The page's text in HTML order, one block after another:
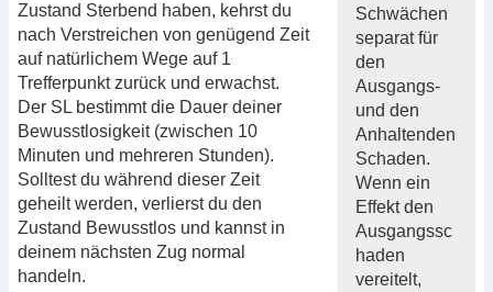
Schwächen
separat für
den
Ausgangs-
und den
Anhaltenden
Schaden.
Wenn ein
Effekt den
Ausgangssc
haden
vereitelt,
Zustand Sterbend haben, kehrst du
nach Verstreichen von genügend Zeit
auf natürlichem Wege auf 1
Trefferpunkt zurück und erwachst.
Der SL bestimmt die Dauer deiner
Bewusstlosigkeit (zwischen 10
Minuten und mehreren Stunden).
Solltest du während dieser Zeit
geheilt werden, verlierst du den
Zustand Bewusstlos und kannst in
deinem nächsten Zug normal
handeln.